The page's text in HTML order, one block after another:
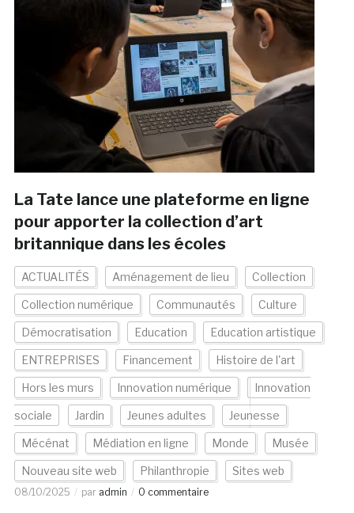
La Tate lance une plateforme en ligne
pour apporter la collection d’art
britannique dans les écoles
ACTUALITÉS Aménagement de lieu Collection
Collection numérique Communautés Culture
Démocratisation Education Education artistique
ENTREPRISES Financement Histoire de l'art
Hors les murs Innovation numérique Innovation
sociale Jardin Jeunes adultes Jeunesse
Mécénat Médiation en ligne Monde Musée
Nouveau site web Philanthropie Sites web
08/10/2025 par admin 0 commentaire